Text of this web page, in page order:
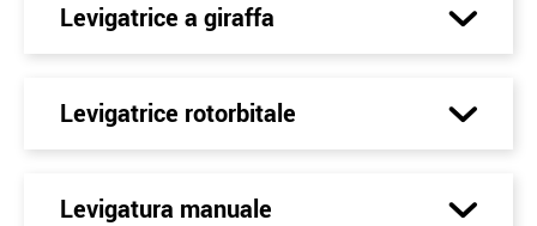
Levigatrice a giraffa
Levigatrice rotorbitale
Levigatura manuale